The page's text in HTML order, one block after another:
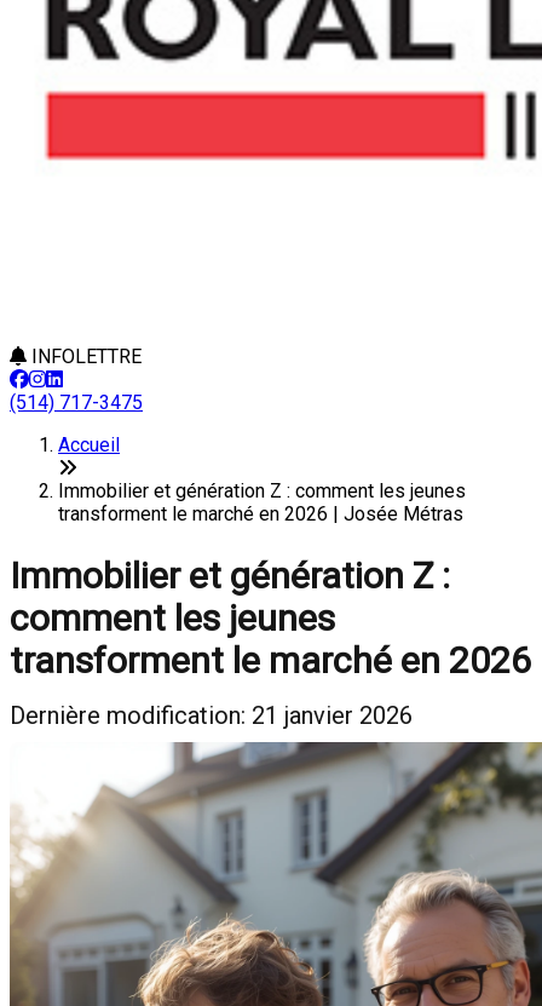
INFOLETTRE
(514) 717-3475
Accueil
Immobilier et génération Z : comment les jeunes
transforment le marché en 2026 | Josée Métras
Immobilier et génération Z :
comment les jeunes
transforment le marché en 2026
Dernière modification: 21 janvier 2026